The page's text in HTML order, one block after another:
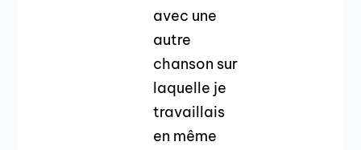
avec une
autre
chanson sur
laquelle je
travaillais
en même